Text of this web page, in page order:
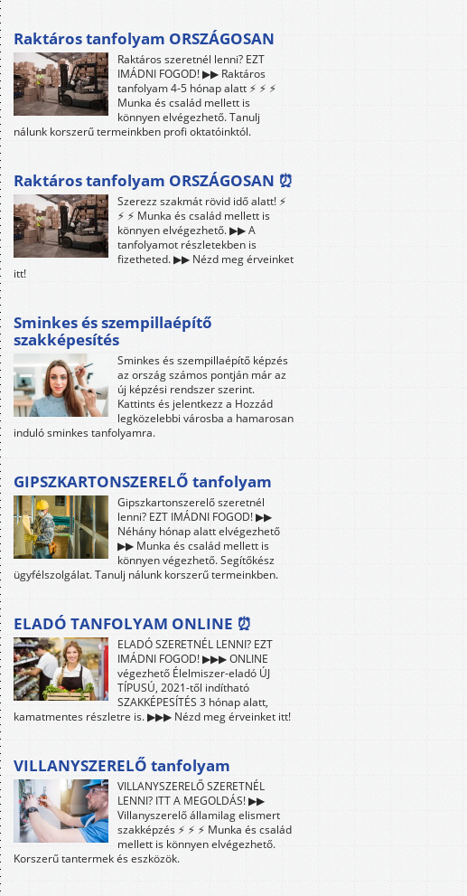
Raktáros tanfolyam ORSZÁGOSAN
Raktáros szeretnél lenni? EZT
IMÁDNI FOGOD! ▶▶ Raktáros
tanfolyam 4-5 hónap alatt ⚡ ⚡ ⚡
Munka és család mellett is
könnyen elvégezhető. Tanulj
nálunk korszerű termeinkben profi oktatóinktól.
Raktáros tanfolyam ORSZÁGOSAN ⏰
Szerezz szakmát rövid idő alatt! ⚡
⚡ ⚡ Munka és család mellett is
könnyen elvégezhető. ▶▶ A
tanfolyamot részletekben is
fizetheted. ▶▶ Nézd meg érveinket
itt!
Sminkes és szempillaépítő
szakképesítés
Sminkes és szempillaépítő képzés
az ország számos pontján már az
új képzési rendszer szerint.
Kattints és jelentkezz a Hozzád
legközelebbi városba a hamarosan
induló sminkes tanfolyamra.
GIPSZKARTONSZERELŐ tanfolyam
Gipszkartonszerelő szeretnél
lenni? EZT IMÁDNI FOGOD! ▶▶
Néhány hónap alatt elvégezhető
▶▶ Munka és család mellett is
könnyen végezhető. Segítőkész
ügyfélszolgálat. Tanulj nálunk korszerű termeinkben.
ELADÓ TANFOLYAM ONLINE ⏰
ELADÓ SZERETNÉL LENNI? EZT
IMÁDNI FOGOD! ▶▶▶ ONLINE
végezhető Élelmiszer-eladó ÚJ
TÍPUSÚ, 2021-től indítható
SZAKKÉPESÍTÉS 3 hónap alatt,
kamatmentes részletre is. ▶▶▶ Nézd meg érveinket itt!
VILLANYSZERELŐ tanfolyam
VILLANYSZERELŐ SZERETNÉL
LENNI? ITT A MEGOLDÁS! ▶▶
Villanyszerelő államilag elismert
szakképzés ⚡ ⚡ ⚡ Munka és család
mellett is könnyen elvégezhető.
Korszerű tantermek és eszközök.